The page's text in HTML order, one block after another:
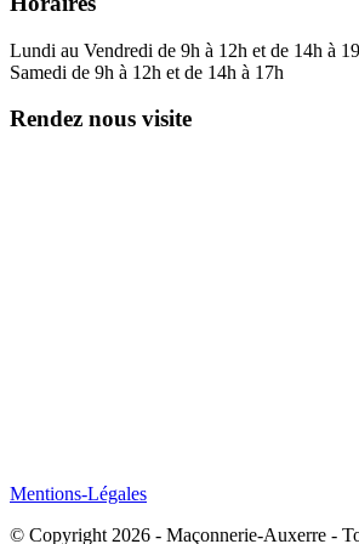
Lundi au Vendredi de 9h à 12h et de 14h à
Samedi de 9h à 12h et de 14h à 17h
Rendez nous visite
Mentions-Légales
© Copyright 2026 - Maçonnerie-Auxerre -